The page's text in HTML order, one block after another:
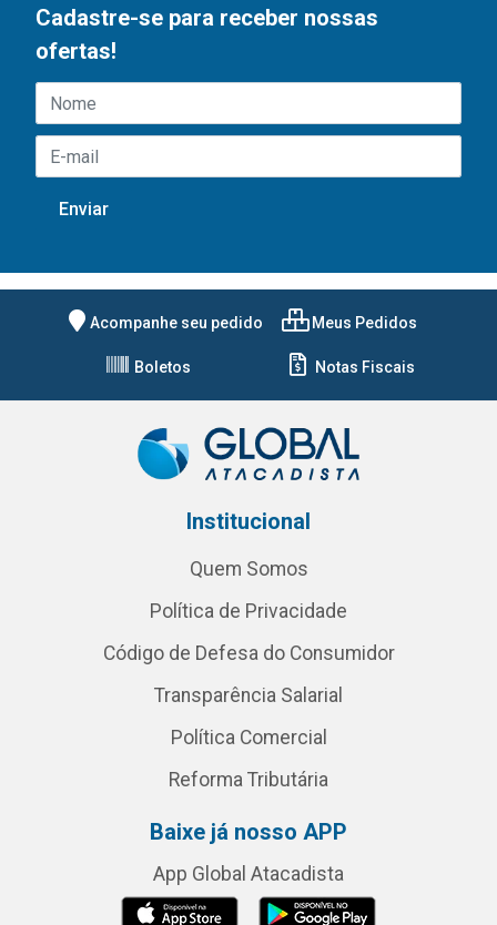
Cadastre-se para receber nossas
ofertas!
Acompanhe seu pedido Meus Pedidos
Boletos Notas Fiscais
Institucional
Quem Somos
Política de Privacidade
Código de Defesa do Consumidor
Transparência Salarial
Política Comercial
Reforma Tributária
Baixe já nosso APP
App Global Atacadista